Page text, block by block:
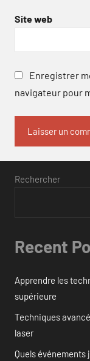
Site web
Enregistrer
navigateur pour
Rechercher
Recent
Apprendre les
supérieure
Techniques
laser
Quels